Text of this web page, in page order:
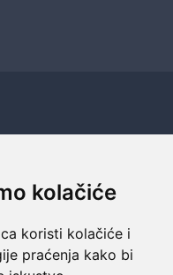
kolačiće
koristi kolačiće i
praćenja kako bi